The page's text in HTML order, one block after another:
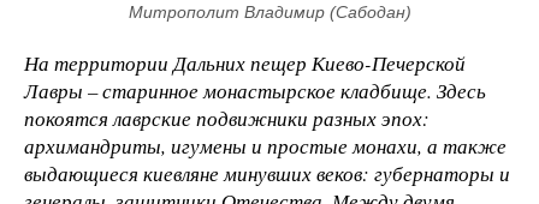
Митрополит Владимир (Сабодан)
На территории Дальних пещер Киево-Печерской
Лавры – старинное монастырское кладбище. Здесь
покоятся лаврские подвижники разных эпох:
архимандриты, игумены и простые монахи, а также
выдающиеся киевляне минувших веков: губернаторы и